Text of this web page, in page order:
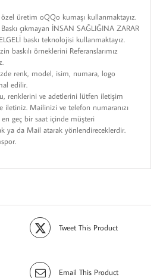
özel üretim oQQo kumaşı kullanmaktayız.
çıkmayan İNSAN SAĞLIĞINA ZARAR
baskı teknolojisi kullanmaktayız.
baskılı örneklerini Referanslarımız
renk, model, isim, numara, logo
edilir.
renklerini ve adetlerini lütfen iletişim
iletiniz. Mailinizi ve telefon numaranızı
en geç bir saat içinde müşteri
ya da Mail atarak yönlendireceklerdir.
Tweet This Product
Email This Product